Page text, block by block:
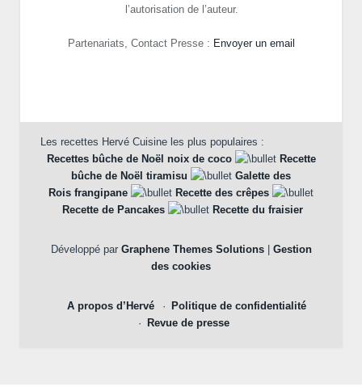
l’autorisation de l’auteur.
Partenariats, Contact Presse : Envoyer un email
Les recettes Hervé Cuisine les plus populaires :
Recettes bûche de Noël noix de coco
Recette
bûche de Noël tiramisu
Galette des
Rois frangipane
Recette des crêpes
Recette de Pancakes
Recette du fraisier
Développé par Graphene Themes Solutions| Gestion
des cookies
A propos d’Hervé
Politique de confidentialité
Revue de presse